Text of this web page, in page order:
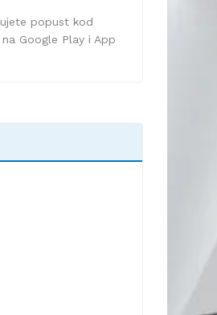
popust kod
Google Play i App